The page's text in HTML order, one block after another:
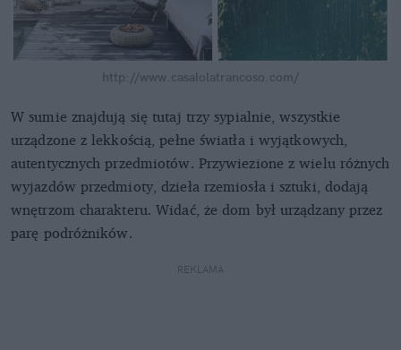
http://www.casalolatrancoso.com/
W sumie znajdują się tutaj trzy sypialnie, wszystkie
urządzone z lekkością, pełne światła i wyjątkowych,
autentycznych przedmiotów. Przywiezione z wielu różnych
wyjazdów przedmioty, dzieła rzemiosła i sztuki, dodają
wnętrzom charakteru. Widać, że dom był urządzany przez
parę podróżników.
REKLAMA